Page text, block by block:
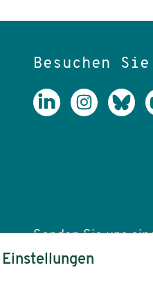
Besuchen
Senden Sie uns
info(at)dezim-